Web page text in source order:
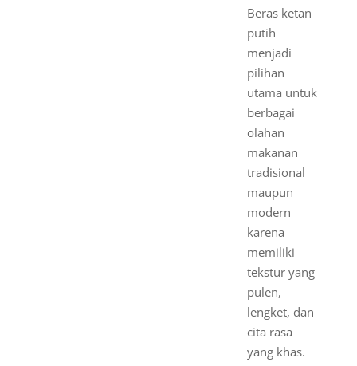
Beras ketan
putih
menjadi
pilihan
utama untuk
berbagai
olahan
makanan
tradisional
maupun
modern
karena
memiliki
tekstur yang
pulen,
lengket, dan
cita rasa
yang khas.